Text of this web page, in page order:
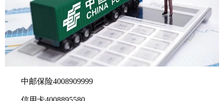
中邮保险4008909999